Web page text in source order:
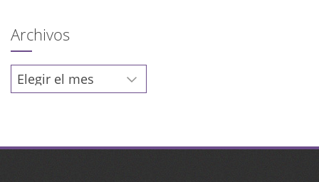
Archivos
Archivos